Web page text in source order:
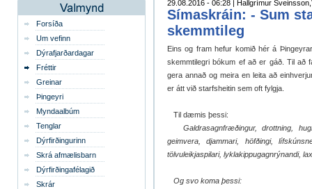
Forsíða
Um vefinn
Dýrafjarðardagar
Fréttir
Greinar
Þingeyri
Myndaalbúm
Tenglar
Dýrfirðingurinn
Skrá afmælisbarn
Dýrfirðingafélagið
Skrár
29.08.2016 - 06:28 | Hallgrímur
Símaskráin: - Sum
skemmtileg
Eins og fram hefur komið hér á
skemmtilegri bókum ef að er gáð. Til að
gera annað og meira en leita að
er átt við starfsheitin sem oft fylgja.
Til dæmis þessi:
Galdrasagnfræðingur, drottning,
geimvera, djammari, höfðingi,
tölvuleikjaspilari, lyklakippugagnrýnandi,
Og svo koma þessi: